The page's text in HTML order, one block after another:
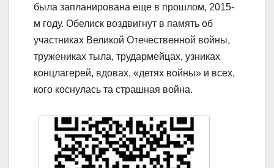
была запланирована еще в прошлом, 2015-
м году. Обелиск воздвигнут в память об
участниках Великой Отечественной войны,
тружениках тыла, трудармейцах, узниках
концлагерей, вдовах, «детях войны» и всех,
кого коснулась та страшная война.